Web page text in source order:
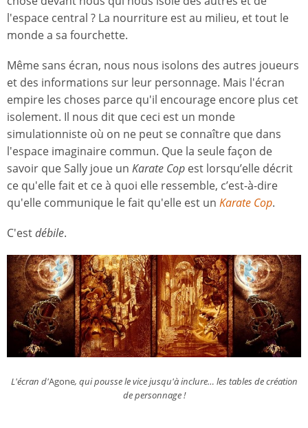
l'espace central ? La nourriture est au milieu, et tout le
monde a sa fourchette.
Même sans écran, nous nous isolons des autres joueurs
et des informations sur leur personnage. Mais l'écran
empire les choses parce qu'il encourage encore plus cet
isolement. Il nous dit que ceci est un monde
simulationniste où on ne peut se connaître que dans
l'espace imaginaire commun. Que la seule façon de
savoir que Sally joue un Karate Cop est lorsqu’elle décrit
ce qu'elle fait et ce à quoi elle ressemble, c’est-à-dire
qu'elle communique le fait qu'elle est un Karate Cop.
C'estdébile.
L'écran d'Agone, qui pousse le vice jusqu'à inclure… les tables de création
de personnage !